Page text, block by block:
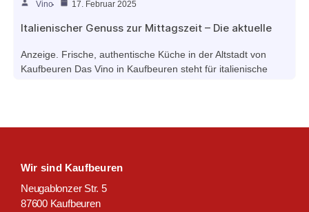
Italienischer Genuss zur Mittagszeit – Die aktuelle
Mittagskarte im Vino Kaufbeuren
Vino 17. Februar 2025
Anzeige. Frische, authentische Küche in der Altstadt von
Kaufbeuren Das Vino in Kaufbeuren steht für italienische
hin…
Wir sind Kaufbeuren
Neugablonzer Str. 5
87600 Kaufbeuren